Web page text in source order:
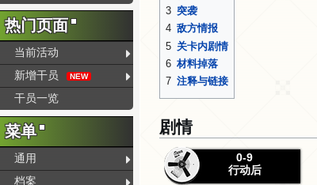
3 突袭
4 敌方情报
5 关卡内剧情
6 材料掉落
7 注释与链接
剧情
0-9
行动后
热门页面
当前活动
新增干员
NEW
干员一览
菜单
通用
档案